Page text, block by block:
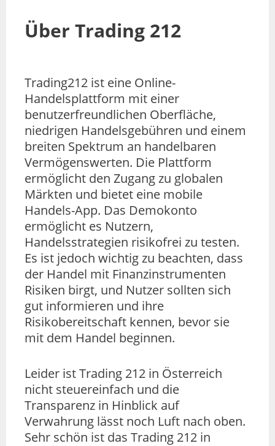
Über Trading 212
Trading212 ist eine Online-
Handelsplattform mit einer
benutzerfreundlichen Oberfläche,
niedrigen Handelsgebühren und einem
breiten Spektrum an handelbaren
Vermögenswerten. Die Plattform
ermöglicht den Zugang zu globalen
Märkten und bietet eine mobile
Handels-App. Das Demokonto
ermöglicht es Nutzern,
Handelsstrategien risikofrei zu testen.
Es ist jedoch wichtig zu beachten, dass
der Handel mit Finanzinstrumenten
Risiken birgt, und Nutzer sollten sich
gut informieren und ihre
Risikobereitschaft kennen, bevor sie
mit dem Handel beginnen.
Leider ist Trading 212 in Österreich
nicht steuereinfach und die
Transparenz in Hinblick auf
Verwahrung lässt noch Luft nach oben.
Sehr schön ist das Trading 212 in